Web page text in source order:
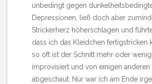
unbedingt gegen
Depressionen, ließ doch aber
Strickerherz höherschlagen und
dass ich das Kleidchen fertigstricken
so oft ist der Schnitt mehr oder
improvisiert und von einigen anderen
abgeschaut. Nur war ich am Ende